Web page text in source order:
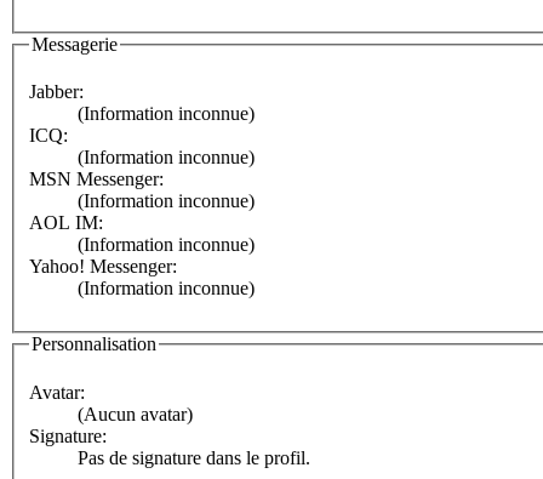
Messagerie
Jabber:
(Information inconnue)
ICQ:
(Information inconnue)
MSN Messenger:
(Information inconnue)
AOL IM:
(Information inconnue)
Yahoo! Messenger:
(Information inconnue)
Personnalisation
Avatar:
(Aucun avatar)
Signature:
Pas de signature dans le profil.